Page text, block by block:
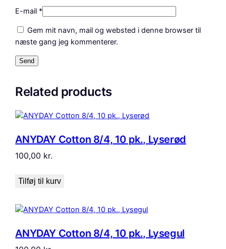
lE-mail *
Gem mit navn, mail og websted i denne browser til
næste gang jeg kommenterer.
Related products
ANYDAY Cotton 8/4, 10 pk., Lyserød
100,00 kr.
Tilføj til kurv
ANYDAY Cotton 8/4, 10 pk., Lysegul